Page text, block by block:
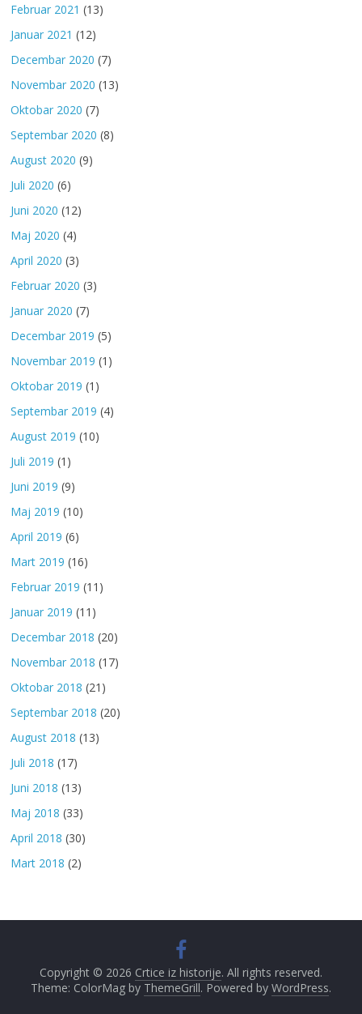
Februar 2021 (13)
Januar 2021 (12)
Decembar 2020 (7)
Novembar 2020 (13)
Oktobar 2020 (7)
Septembar 2020 (8)
August 2020 (9)
Juli 2020 (6)
Juni 2020 (12)
Maj 2020 (4)
April 2020 (3)
Februar 2020 (3)
Januar 2020 (7)
Decembar 2019 (5)
Novembar 2019 (1)
Oktobar 2019 (1)
Septembar 2019 (4)
August 2019 (10)
Juli 2019 (1)
Juni 2019 (9)
Maj 2019 (10)
April 2019 (6)
Mart 2019 (16)
Februar 2019 (11)
Januar 2019 (11)
Decembar 2018 (20)
Novembar 2018 (17)
Oktobar 2018 (21)
Septembar 2018 (20)
August 2018 (13)
Juli 2018 (17)
Juni 2018 (13)
Maj 2018 (33)
April 2018 (30)
Mart 2018 (2)
Copyright © 2026 Crtice iz historije. All rights reserved.
Theme: ColorMag by ThemeGrill. Powered by WordPress.